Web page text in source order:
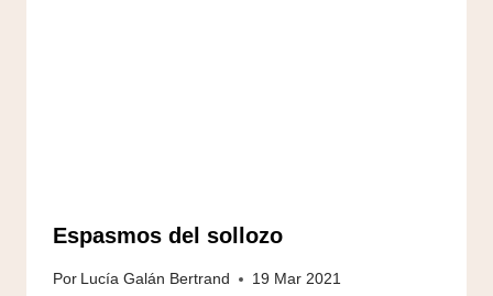
Espasmos del sollozo
Por Lucía Galán Bertrand 19 Mar 2021